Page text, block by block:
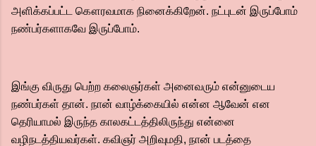
அளிக்கப்பட்ட கௌரவமாக நினைக்கிறேன். நட்புடன் இருப்போம்
நண்பர்களாகவே இருப்போம்.
இங்கு விருது பெற்ற கலைஞர்கள் அனைவரும் என்னுடைய
நண்பர்கள் தான். நான் வாழ்க்கையில் என்ன ஆவேன் என
தெரியாமல் இருந்த காலகட்டத்திலிருந்து என்னை
வழிநடத்தியவர்கள். கவிஞர் அறிவுமதி, நான் படத்தை